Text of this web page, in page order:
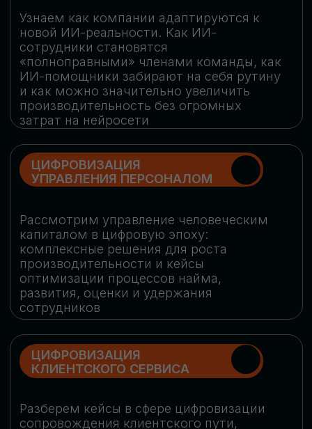
огромную статью затрат
ОБЛАЧНЫЕ ТЕХНОЛОГИИ
Подискутируем, какие облачные решения
существуют на рынке и почему
использование мультиоблачных моделей
не только снижает затраты, но и
«пересборки» бизнес-моделей
СКАЧАТЬ
ПРОГРАММУ
КОНФЕРЕНЦИИ
Оставьте заявку, мы направим вам
программу конференции
СКАЧАТЬ ПРОГРАММУ